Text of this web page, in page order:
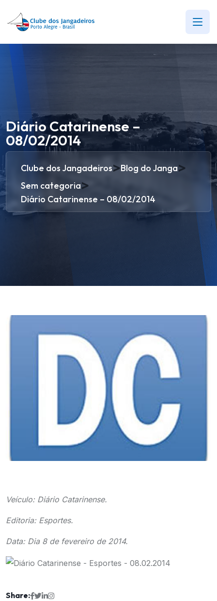
Diário Catarinense –
08/02/2014
Clube dos Jangadeiros>Blog do Janga>
Sem categoria>
Diário Catarinense – 08/02/2014
Veículo: Diário Catarinense.
Editoria: Esportes.
Data: Dia 8 de fevereiro de 2014.
Share: